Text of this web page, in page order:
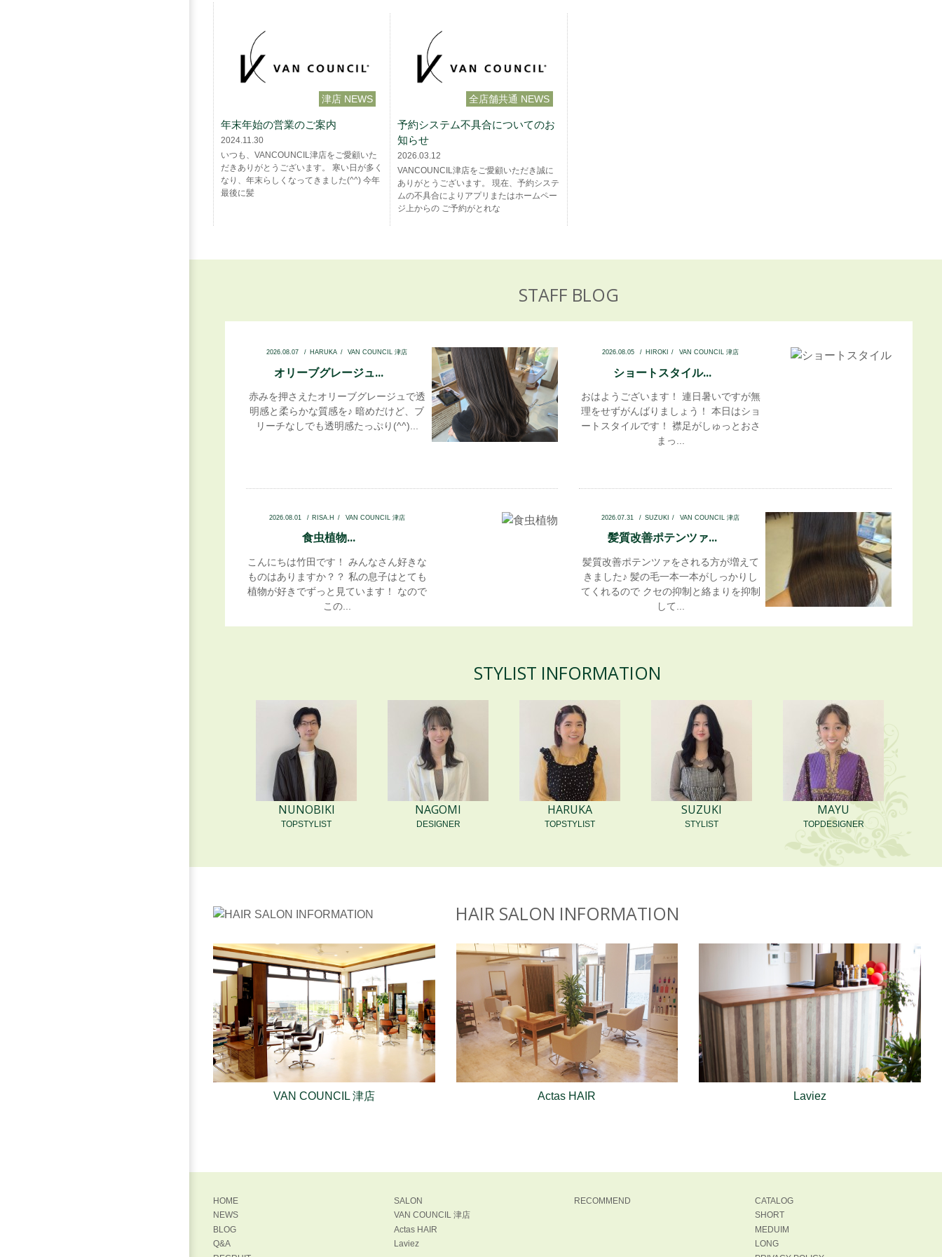
津店 NEWS
年末年始の営業のご案内
2024.11.30
いつも、VANCOUNCIL津店をご愛顧いた
だきありがとうございます。 寒い日が多く
なり、年末らしくなってきました(^^) 今年
最後に髪
全店舗共通 NEWS
予約システム不具合についてのお
知らせ
2026.03.12
VANCOUNCIL津店をご愛顧いただき誠に
ありがとうございます。 現在、予約システ
ムの不具合によりアプリまたはホームペー
ジ上からの ご予約がとれな
STAFF BLOG
2026.08.07 HARUKA VAN COUNCIL 津店
オリーブグレージュ...
赤みを押さえたオリーブグレージュで透
明感と柔らかな質感を♪ 暗めだけど、ブ
リーチなしでも透明感たっぷり(^^)...
2026.08.05 HIROKI VAN COUNCIL 津店
ショートスタイル...
おはようございます！ 連日暑いですが無
理をせずがんばりましょう！ 本日はショ
ートスタイルです！ 襟足がしゅっとおさ
まっ...
2026.08.01 RISA.H VAN COUNCIL 津店
食虫植物...
こんにちは竹田です！ みんなさん好きな
ものはありますか？？ 私の息子はとても
植物が好きでずっと見ています！ なので
この...
2026.07.31 SUZUKI VAN COUNCIL 津店
髪質改善ポテンツァ...
髪質改善ポテンツァをされる方が増えて
きました♪ 髪の毛一本一本がしっかりし
てくれるので クセの抑制と絡まりを抑制
して...
ほんのりOlive外ハネカット...
おはようございます！vancouncil津店の
藤木まゆです。 毎日暑い日が続いてます
が、みなさまいかがお過ごしでしょう
か？...
ミルクティベージュ...
ダブルカラーなしハイライトが入ってま
す！...
デザインカラー×コンパクトボ
鮮やかなライムグリーンが目を引くデザ
を...
ストレートロック...
トメント 手触り良くておすすめです！ ...
2026.07.23 HIROKI VAN COUNCIL 津店
ショートパーマ...
おはようございます！ 世は夏休みに入
り、とてつもない暑さを強いられていま
す。今年は津市でも40度越えの酷暑日を
覚悟しておかなければ...
2026.07.21 MINORI VAN COUNCIL 津店
夏色...
梅雨が明けましたね 夏本番です。クーラ
ーのきいてるところでも、熱中症対策
こんにちは！竹田です！ みなさん動物は
好きですかー？？ 私はとても好きです！
実家に犬が2匹います。すごくかわいいで
オリーブグレージュ...
オリーブグレージュとても人気です♪ 暗
めも明るめどちらも髪質が綺麗に見える
STYLIST INFORMATION
NUNOBIKI
TOPSTYLIST
NAGOMI
DESIGNER
HARUKA
TOPSTYLIST
SUZUKI
STYLIST
MAYU
TOPDESIGNER
HAIR SALON INFORMATION
VAN COUNCIL 津店 Actas HAIR Laviez
HOME
NEWS
BLOG
Q&A
SALON
VAN COUNCIL 津店
Actas HAIR
Laviez
RECOMMEND
CATALOG
SHORT
MEDUIM
LONG